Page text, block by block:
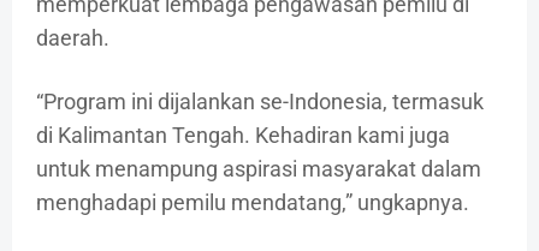
daerah.
“Program ini dijalankan se-Indonesia, termasuk
di Kalimantan Tengah. Kehadiran kami juga
untuk menampung aspirasi masyarakat dalam
menghadapi pemilu mendatang,” ungkapnya.